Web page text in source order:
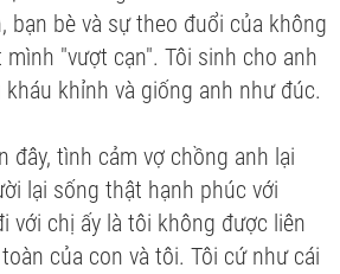
bạn bè và sự theo đuổi của không
"vượt cạn". Tôi sinh cho anh
khỉnh và giống anh như đúc.
đây, tình cảm vợ chồng anh lại
lại sống thật hạnh phúc với
với chị ấy là tôi không được liên
của con và tôi. Tôi cứ như cái